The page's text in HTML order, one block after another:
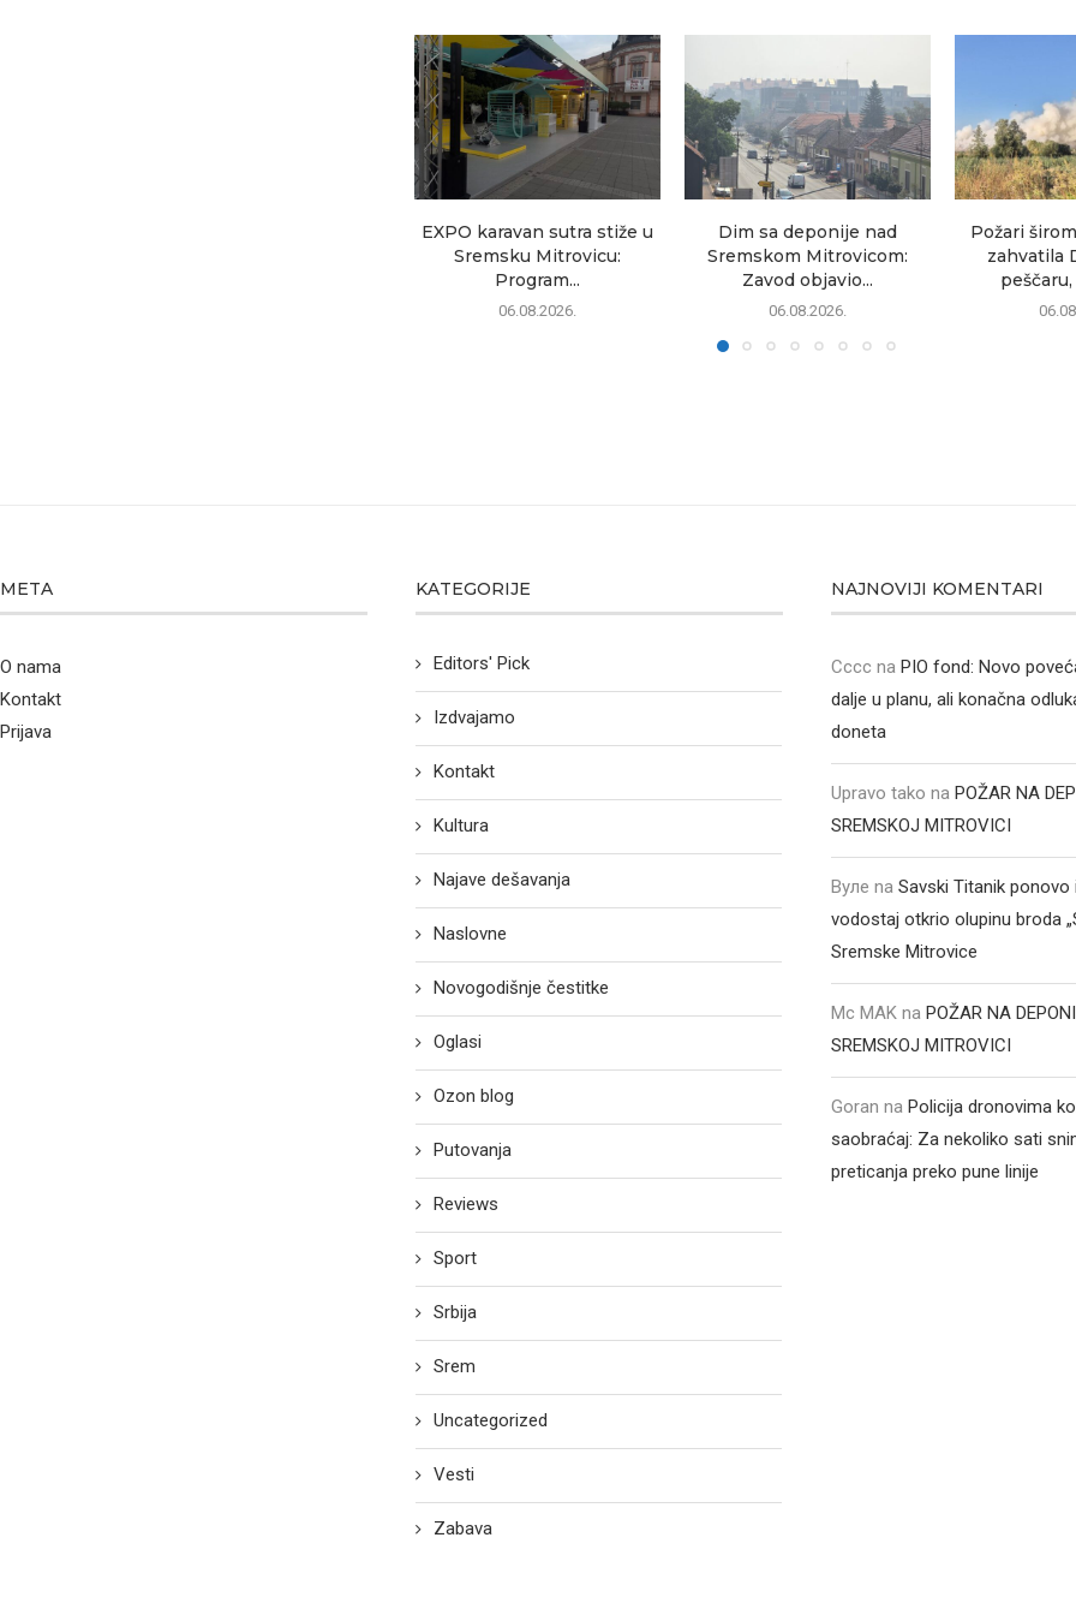
EXPO karavan sutra stiže u
Sremsku Mitrovicu:
Program...
06.08.2026.
Dim sa deponije nad
Sremskom Mitrovicom:
Zavod objavio...
06.08.2026.
Požari
zahvatila
META
O nama
Kontakt
Prijava
KATEGORIJE
Editors' Pick
Izdvajamo
Kontakt
Kultura
Najave dešavanja
Naslovne
Novogodišnje čestitke
Oglasi
Ozon blog
Putovanja
Reviews
Sport
Srbija
Srem
Uncategorized
Vesti
Zabava
NAJNOVIJI KOMENTARI
Cccc naPIO fond: Novo
dalje u planu, ali konačna
doneta
Upravo tako naPOŽAR NA
SREMSKOJ MITROVICI
Вуле naSavski Titanik ponovo
vodostaj otkrio olupinu broda
Sremske Mitrovice
Mc MAK naPOŽAR NA
SREMSKOJ MITROVICI
Goran naPolicija dronovima
saobraćaj: Za nekoliko sati
preticanja preko pune linije